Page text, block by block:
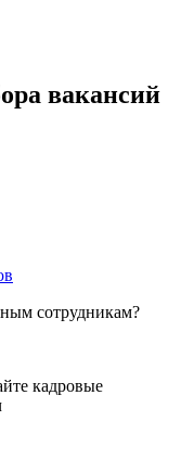
вакансий
сотрудникам?
кадровые